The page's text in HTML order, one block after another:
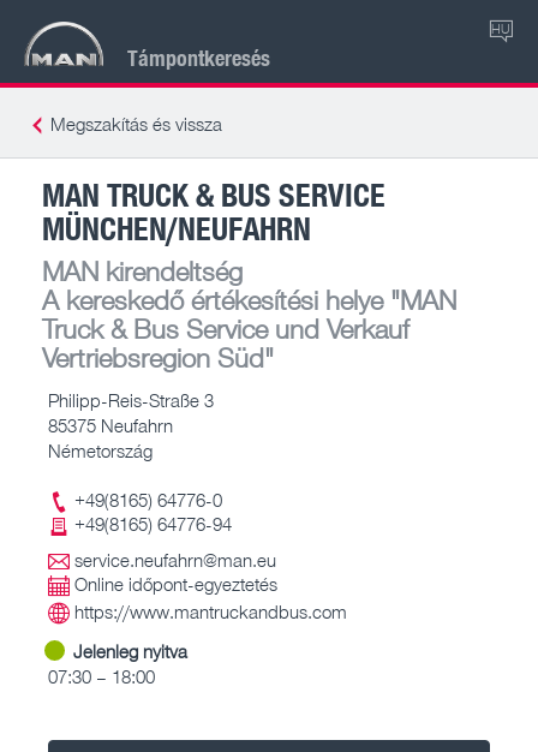
Támpontkeresés
HU
Megszakítás és vissza
MAN TRUCK & BUS SERVICE
MÜNCHEN/NEUFAHRN
MAN kirendeltség
A kereskedő értékesítési helye"MAN
Truck & Bus Service und Verkauf
Vertriebsregion Süd"
Philipp-Reis-Straße 3
85375 Neufahrn
Németország
+49(8165) 64776-0
+49(8165) 64776-94
service.neufahrn@man.eu
Online időpont-egyeztetés
https://www.mantruckandbus.com
Jelenleg nyitva
07:30 – 18:00